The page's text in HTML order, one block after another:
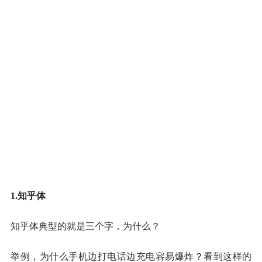
1.知乎体
知乎体典型的就是三个字，为什么？
举例，为什么手机边打电话边充电容易爆炸？看到这样的